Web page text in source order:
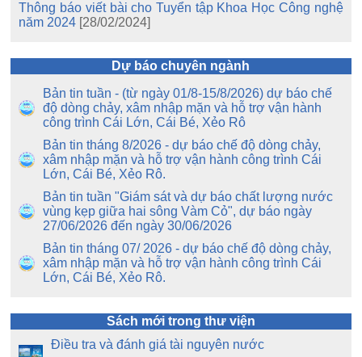
Thông báo viết bài cho Tuyển tập Khoa Học Công nghệ
năm 2024 [28/02/2024]
Dự báo chuyên ngành
Bản tin tuần - (từ ngày 01/8-15/8/2026) dự báo chế
độ dòng chảy, xâm nhập mặn và hỗ trợ vận hành
công trình Cái Lớn, Cái Bé, Xẻo Rô
Bản tin tháng 8/2026 - dự báo chế độ dòng chảy,
xâm nhập mặn và hỗ trợ vận hành công trình Cái
Lớn, Cái Bé, Xẻo Rô.
Bản tin tuần "Giám sát và dự báo chất lượng nước
vùng kẹp giữa hai sông Vàm Cỏ", dự báo ngày
27/06/2026 đến ngày 30/06/2026
Bản tin tháng 07/ 2026 - dự báo chế độ dòng chảy,
xâm nhập mặn và hỗ trợ vận hành công trình Cái
Lớn, Cái Bé, Xẻo Rô.
Sách mới trong thư viện
Điều tra và đánh giá tài nguyên nước